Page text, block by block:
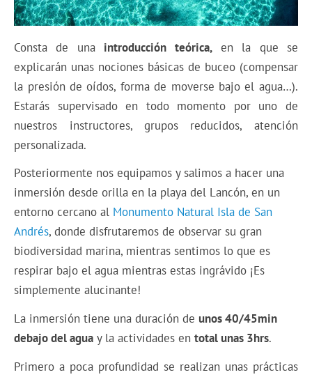
Consta de una introducción teórica,en la que se
explicarán unas nociones básicas de buceo (compensar
la presión de oídos, forma de moverse bajo el agua…).
Estarás supervisado en todo momento por uno de
nuestros instructores, grupos reducidos, atención
personalizada.
Posteriormente nos equipamos y salimos a hacer una
inmersión desde orilla en la playa del Lancón,en un
entorno cercano al Monumento Natural Isla de San
Andrés,donde disfrutaremos de observar su gran
biodiversidad marina, mientras sentimos lo que es
respirar bajo el agua mientras estas ingrávido ¡Es
simplemente alucinante!
La inmersión tiene una duración de unos 40/45min
debajo del agua y la actividades entotal unas 3hrs.
Primero a poca profundidad se realizan unas prácticas